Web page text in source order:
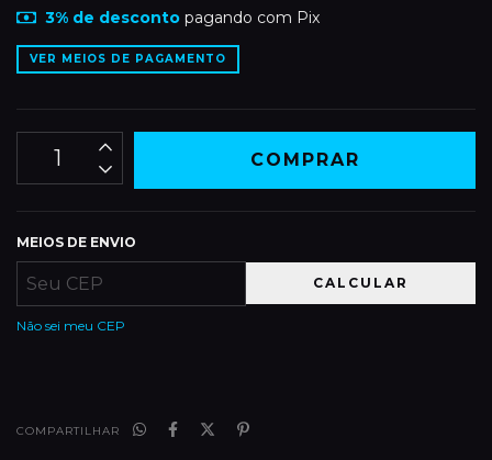
3% de descontopagando com Pix
VER MEIOS DE PAGAMENTO
MEIOS DE ENVIO
CALCULAR
Não sei meu CEP
COMPARTILHAR